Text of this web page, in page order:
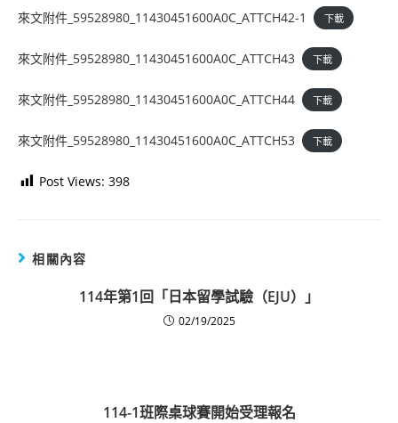
來文附件_59528980_11430451600A0C_ATTCH42-1 下載
來文附件_59528980_11430451600A0C_ATTCH43 下載
來文附件_59528980_11430451600A0C_ATTCH44 下載
來文附件_59528980_11430451600A0C_ATTCH53 下載
Post Views: 398
相關內容
114年第1回「日本留學試驗（EJU）」
02/19/2025
114-1班際桌球賽開始受理報名